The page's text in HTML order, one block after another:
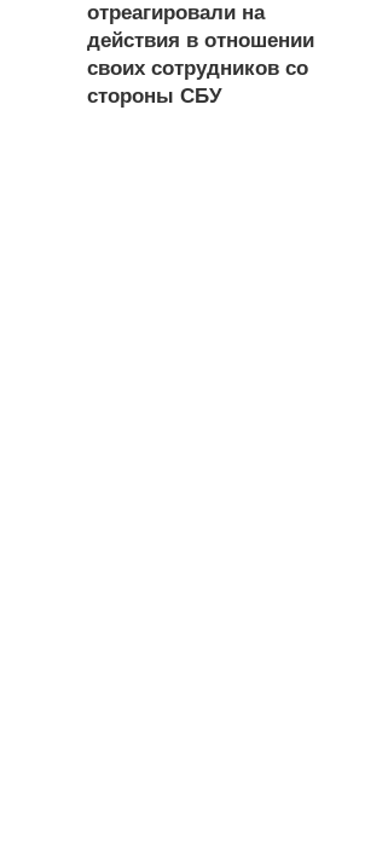
отреагировали на
действия в отношении
своих сотрудников со
стороны СБУ